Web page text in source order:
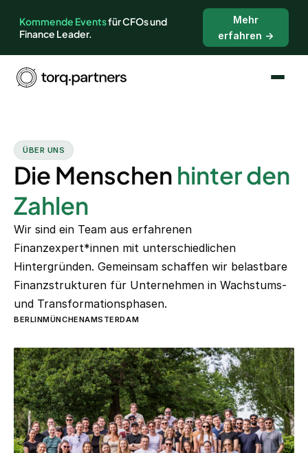
Kommende Eventsfür CFOs und
Finance Leader.
Mehr
erfahren →
ÜBER UNS
Die Menschen hinter den
Zahlen
Wir sind ein Team aus erfahrenen
Finanzexpert*innen mit unterschiedlichen
Hintergründen. Gemeinsam schaffen wir belastbare
Finanzstrukturen für Unternehmen in Wachstums-
und Transformationsphasen.
BERLINMÜNCHENAMSTERDAM